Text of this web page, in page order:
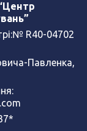
R40-04702
Павленка,